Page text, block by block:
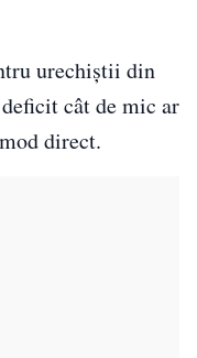
urechiștii din
cât de mic ar
direct.